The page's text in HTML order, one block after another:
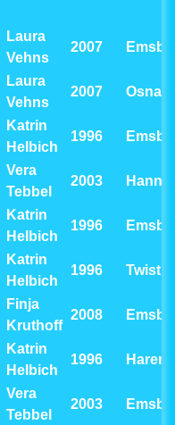
Laura
Vehns
2007
Laura
Vehns
2007
Katrin
Helbich
1996
Vera
Tebbel
2003
Katrin
Helbich
1996
Katrin
Helbich
1996 Twist
Finja
Kruthoff
2008
Katrin
Helbich
1996 Haren
Vera
Tebbel
2003